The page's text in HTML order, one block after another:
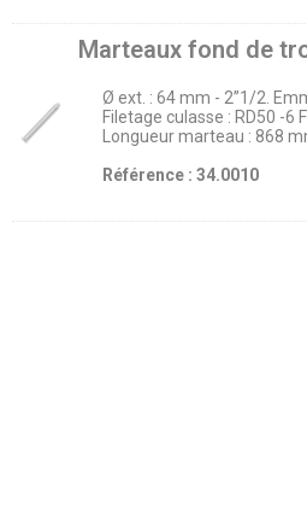
Marteaux fond de
Ø ext. : 64 mm - 2’’1/2.
Filetage culasse : RD50 -6
Longueur marteau : 868
Référence : 34.0010